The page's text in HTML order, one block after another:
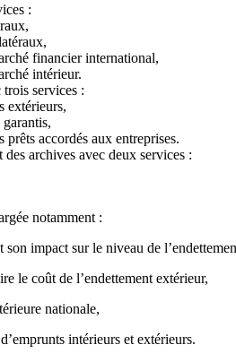
:
financier international,
intérieur.
trois services :
extérieurs,
prêts accordés aux entreprises.
archives avec deux services :
notamment :
impact sur le niveau de
le coût de l’endettement extérieur,
nationale,
intérieurs et extérieurs.